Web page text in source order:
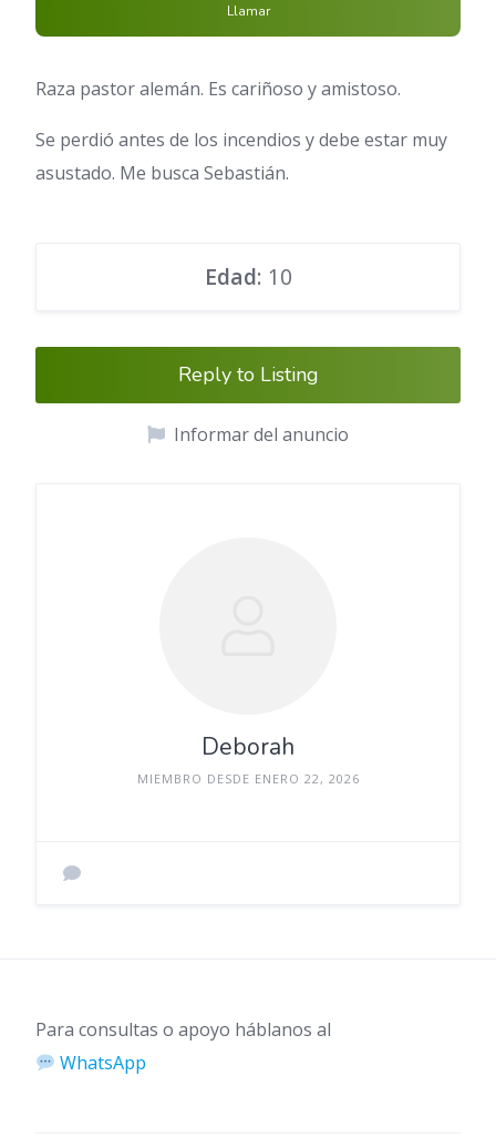
Llamar
Raza pastor alemán. Es cariñoso y amistoso.
Se perdió antes de los incendios y debe estar muy
asustado. Me busca Sebastián.
Edad: 10
Reply to Listing
Informar del anuncio
Deborah
MIEMBRO DESDE ENERO 22, 2026
Para consultas o apoyo háblanos al
WhatsApp